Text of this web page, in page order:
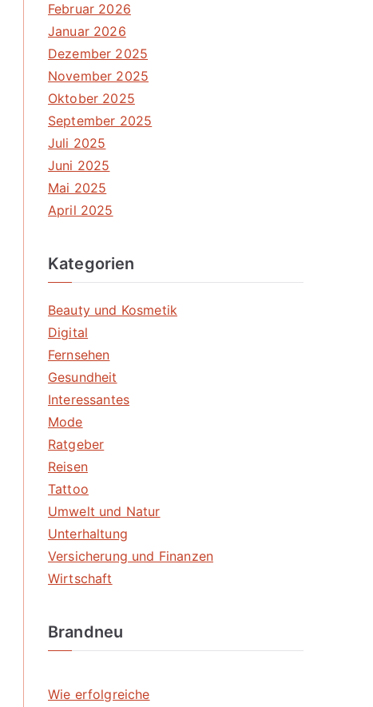
Februar 2026
Januar 2026
Dezember 2025
November 2025
Oktober 2025
September 2025
Juli 2025
Juni 2025
Mai 2025
April 2025
Kategorien
Beauty und Kosmetik
Digital
Fernsehen
Gesundheit
Interessantes
Mode
Ratgeber
Reisen
Tattoo
Umwelt und Natur
Unterhaltung
Versicherung und Finanzen
Wirtschaft
Brandneu
Wie erfolgreiche